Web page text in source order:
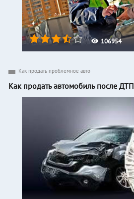
106954
Как продать проблемное авто
Как продать автомобиль после ДТП